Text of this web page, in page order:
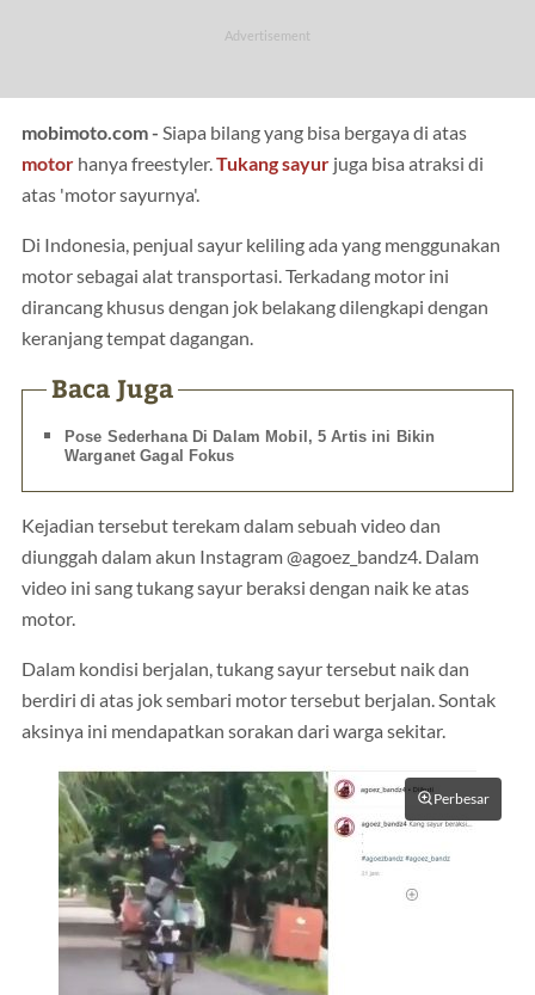
mobimoto.com - Siapa bilang yang bisa bergaya di atas
motor hanya freestyler.Tukang sayur juga bisa atraksi di
atas 'motor sayurnya'.
Di Indonesia, penjual sayur keliling ada yang menggunakan
motor sebagai alat transportasi. Terkadang motor ini
dirancang khusus dengan jok belakang dilengkapi dengan
keranjang tempat dagangan.
Baca Juga
Pose Sederhana Di Dalam Mobil, 5 Artis ini Bikin
Warganet Gagal Fokus
Kejadian tersebut terekam dalam sebuah video dan
diunggah dalam akun Instagram @agoez_bandz4. Dalam
video ini sang tukang sayur beraksi dengan naik ke atas
motor.
Dalam kondisi berjalan, tukang sayur tersebut naik dan
berdiri di atas jok sembari motor tersebut berjalan. Sontak
aksinya ini mendapatkan sorakan dari warga sekitar.
Perbesar